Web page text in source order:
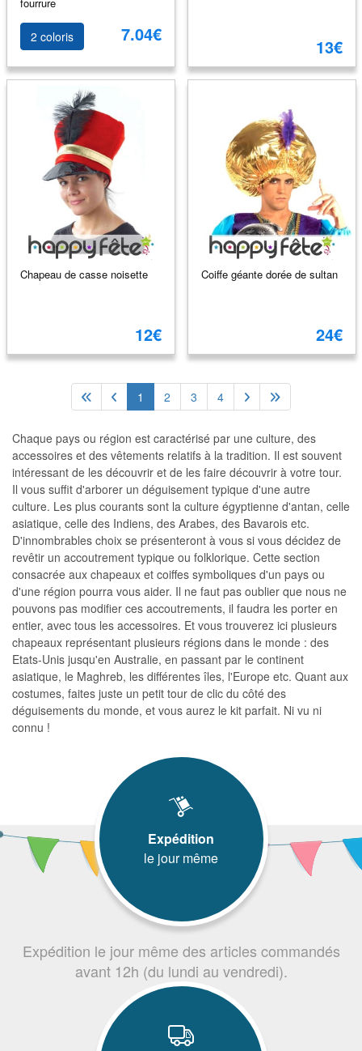
2 coloris 7.04€
13€
Chapeau de casse noisette
12€
Coiffe géante dorée de sultan
24€
1 2 3 4
Chaque pays ou région est caractérisé par une culture, des
accessoires et des vêtements relatifs à la tradition. Il est souvent
intéressant de les découvrir et de les faire découvrir à votre tour.
Il vous suffit d'arborer un déguisement typique d'une autre
culture. Les plus courants sont la culture égyptienne d'antan, celle
asiatique, celle des Indiens, des Arabes, des Bavarois etc.
D'innombrables choix se présenteront à vous si vous décidez de
revêtir un accoutrement typique ou folklorique. Cette section
consacrée aux chapeaux et coiffes symboliques d'un pays ou
d'une région pourra vous aider. Il ne faut pas oublier que nous ne
pouvons pas modifier ces accoutrements, il faudra les porter en
entier, avec tous les accessoires. Et vous trouverez ici plusieurs
chapeaux représentant plusieurs régions dans le monde : des
Etats-Unis jusqu'en Australie, en passant par le continent
asiatique, le Maghreb, les différentes îles, l'Europe etc. Quant aux
costumes, faites juste un petit tour de clic du côté des
déguisements du monde, et vous aurez le kit parfait. Ni vu ni
connu !
Expédition
le jour même
Expédition le jour même des articles commandés
avant 12h (du lundi au vendredi).